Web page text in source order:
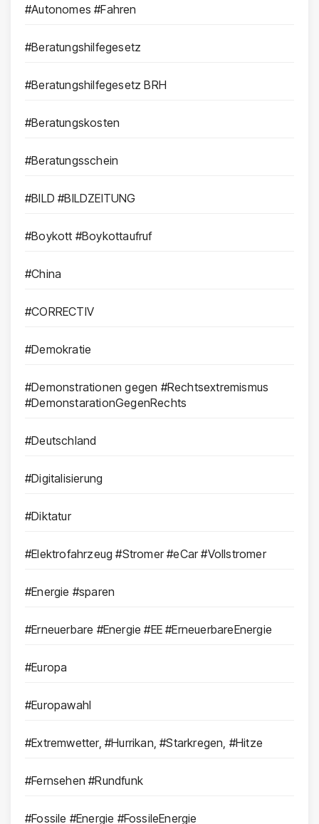
#Autonomes #Fahren
#Beratungshilfegesetz
#Beratungshilfegesetz BRH
#Beratungskosten
#Beratungsschein
#BILD #BILDZEITUNG
#Boykott #Boykottaufruf
#China
#CORRECTIV
#Demokratie
#Demonstrationen gegen #Rechtsextremismus
#DemonstarationGegenRechts
#Deutschland
#Digitalisierung
#Diktatur
#Elektrofahrzeug #Stromer #eCar #Vollstromer
#Energie #sparen
#Erneuerbare #Energie #EE #ErneuerbareEnergie
#Europa
#Europawahl
#Extremwetter, #Hurrikan, #Starkregen, #Hitze
#Fernsehen #Rundfunk
#Fossile #Energie #FossileEnergie